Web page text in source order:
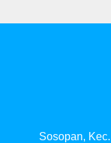
Sosopan,